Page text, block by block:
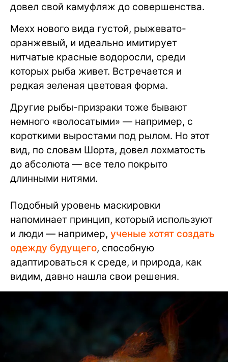
довел свой камуфляж до совершенства.
Мехх нового вида густой, рыжевато-
оранжевый, и идеально имитирует
нитчатые красные водоросли, среди
которых рыба живет. Встречается и
редкая зеленая цветовая форма.
Другие рыбы-призраки тоже бывают
немного «волосатыми» — например, с
короткими выростами под рылом. Но этот
вид, по словам Шорта, довел лохматость
до абсолюта — все тело покрыто
длинными нитями.
Подобный уровень маскировки
напоминает принцип, который используют
и люди — например, ученые хотят создать
одежду будущего, способную
адаптироваться к среде, и природа, как
видим, давно нашла свои решения.